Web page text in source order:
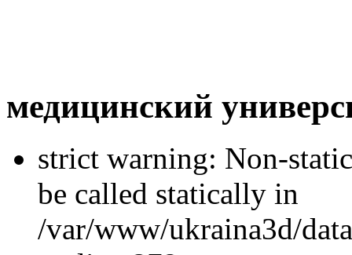
медицинский
strict warning: Non-
be called statically in
/var/www/ukraina3d/